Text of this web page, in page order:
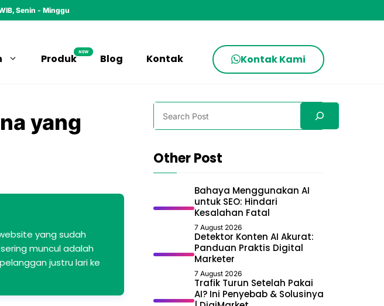
Senin - Minggu
Produk
NEW
Blog Kontak Kontak Kami
yang
yang sudah
muncul adalah
justru lari ke
Search
Other Post
Bahaya Menggunakan AI
untuk SEO: Hindari
Kesalahan Fatal
7 August 2026
Detektor Konten AI Akurat:
Panduan Praktis Digital
Marketer
7 August 2026
Trafik Turun Setelah Pakai
AI? Ini Penyebab & Solusinya